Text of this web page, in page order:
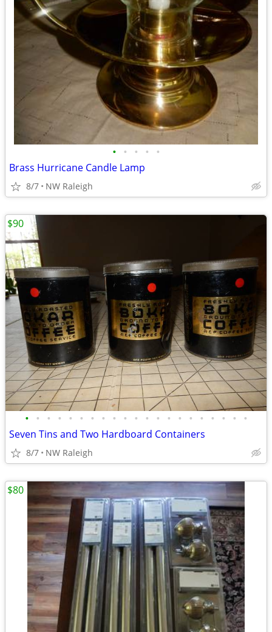
• • • • •
Brass Hurricane Candle Lamp
8/7 NW Raleigh
• • • • • • • • • • • • • • • • • • • • •
Seven Tins and Two Hardboard Containers
8/7 NW Raleigh
$90
$80